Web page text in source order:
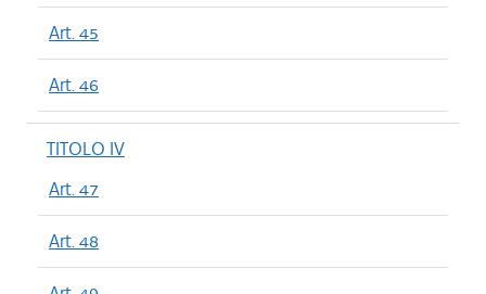
Art. 45
Art. 46
TITOLO IV
Art. 47
Art. 48